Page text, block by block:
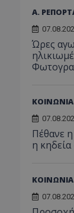
Α.
Ώρες
ΚΟΙΝΩΝΙΑ
Πέθανε
η κηδεία
ΚΟΙΝΩΝΙΑ